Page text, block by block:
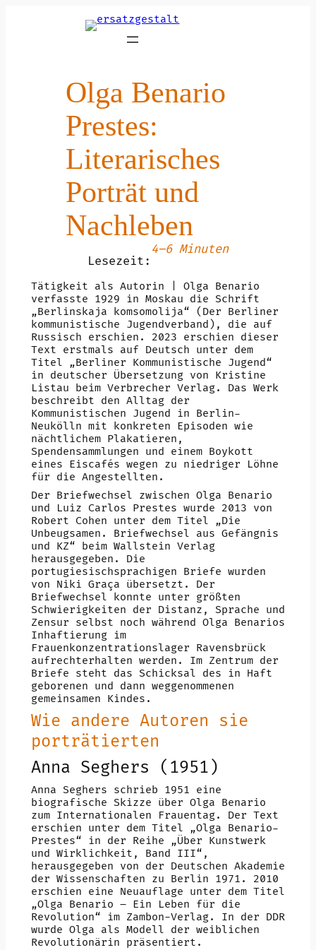
Olga Benario
Prestes:
Literarisches
Porträt und
Nachleben
Lesezeit:
4–6 Minuten
Tätigkeit als Autorin | Olga Benario
verfasste 1929 in Moskau die Schrift
„Berlinskaja komsomolija“ (Der Berliner
kommunistische Jugendverband), die auf
Russisch erschien. 2023 erschien dieser
Text erstmals auf Deutsch unter dem
Titel „Berliner Kommunistische Jugend“
in deutscher Übersetzung von Kristine
Listau beim Verbrecher Verlag. Das Werk
beschreibt den Alltag der
Kommunistischen Jugend in Berlin-
Neukölln mit konkreten Episoden wie
nächtlichem Plakatieren,
Spendensammlungen und einem Boykott
eines Eiscafés wegen zu niedriger Löhne
für die Angestellten.
Der Briefwechsel zwischen Olga Benario
und Luiz Carlos Prestes wurde 2013 von
Robert Cohen unter dem Titel „Die
Unbeugsamen. Briefwechsel aus Gefängnis
und KZ“ beim Wallstein Verlag
herausgegeben. Die
portugiesischsprachigen Briefe wurden
von Niki Graça übersetzt. Der
Briefwechsel konnte unter größten
Schwierigkeiten der Distanz, Sprache und
Zensur selbst noch während Olga Benarios
Inhaftierung im
Frauenkonzentrationslager Ravensbrück
aufrechterhalten werden. Im Zentrum der
Briefe steht das Schicksal des in Haft
geborenen und dann weggenommenen
gemeinsamen Kindes.
Wie andere Autoren sie
porträtierten
Anna Seghers (1951)
Anna Seghers schrieb 1951 eine
biografische Skizze über Olga Benario
zum Internationalen Frauentag. Der Text
erschien unter dem Titel „Olga Benario-
Prestes“ in der Reihe „Über Kunstwerk
und Wirklichkeit, Band III“,
herausgegeben von der Deutschen Akademie
der Wissenschaften zu Berlin 1971. 2010
erschien eine Neuauflage unter dem Titel
„Olga Benario – Ein Leben für die
Revolution“ im Zambon-Verlag. In der DDR
wurde Olga als Modell der weiblichen
Revolutionärin präsentiert.